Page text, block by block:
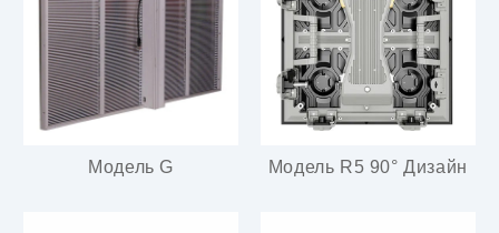
Модель G Модель R5 90° Дизайн